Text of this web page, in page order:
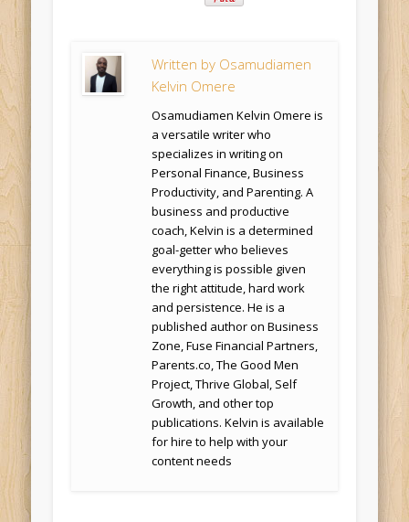
Written by Osamudiamen
Kelvin Omere
Osamudiamen Kelvin Omere is
a versatile writer who
specializes in writing on
Personal Finance, Business
Productivity, and Parenting. A
business and productive
coach, Kelvin is a determined
goal-getter who believes
everything is possible given
the right attitude, hard work
and persistence. He is a
published author on Business
Zone, Fuse Financial Partners,
Parents.co, The Good Men
Project, Thrive Global, Self
Growth, and other top
publications. Kelvin is available
for hire to help with your
content needs